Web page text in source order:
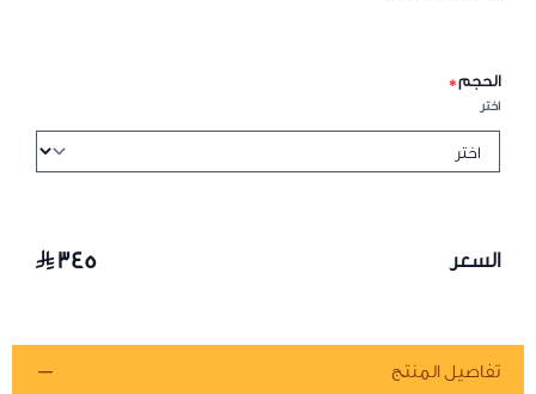
الحجم*
اختر
السعر ٣٤٥
تفاصيل المنتج